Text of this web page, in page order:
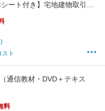
ート付き】宅地建物取引士
ト
通信教材・DVD＋テキス
料